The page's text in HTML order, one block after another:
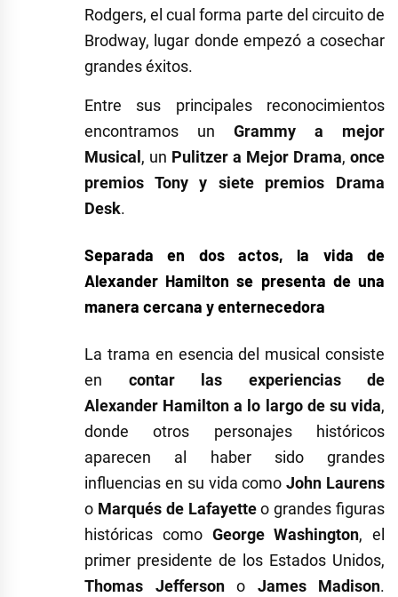
Rodgers, el cual forma parte del circuito de
Brodway, lugar donde empezó a cosechar
grandes éxitos.
Entre sus principales reconocimientos
encontramos un Grammy a mejor
Musical , un Pulitzer a Mejor Drama, once
premios Tony y siete premios Drama
Desk.
Separada en dos actos, la vida de
Alexander Hamilton se presenta de una
manera cercana y enternecedora
La trama en esencia del musical consiste
en contar las experiencias de
Alexander Hamilton a lo largo de su vida,
donde otros personajes históricos
aparecen al haber sido grandes
influencias en su vida comoJohn Laurens
o Marqués de Lafayetteo grandes figuras
históricas como George Washington, el
primer presidente de los Estados Unidos,
Thomas Jefferson o James Madison.